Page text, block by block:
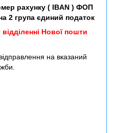
рахунку ( IBAN ) ФОП
2 група єдиний податок
Нової пошти
на вказаний